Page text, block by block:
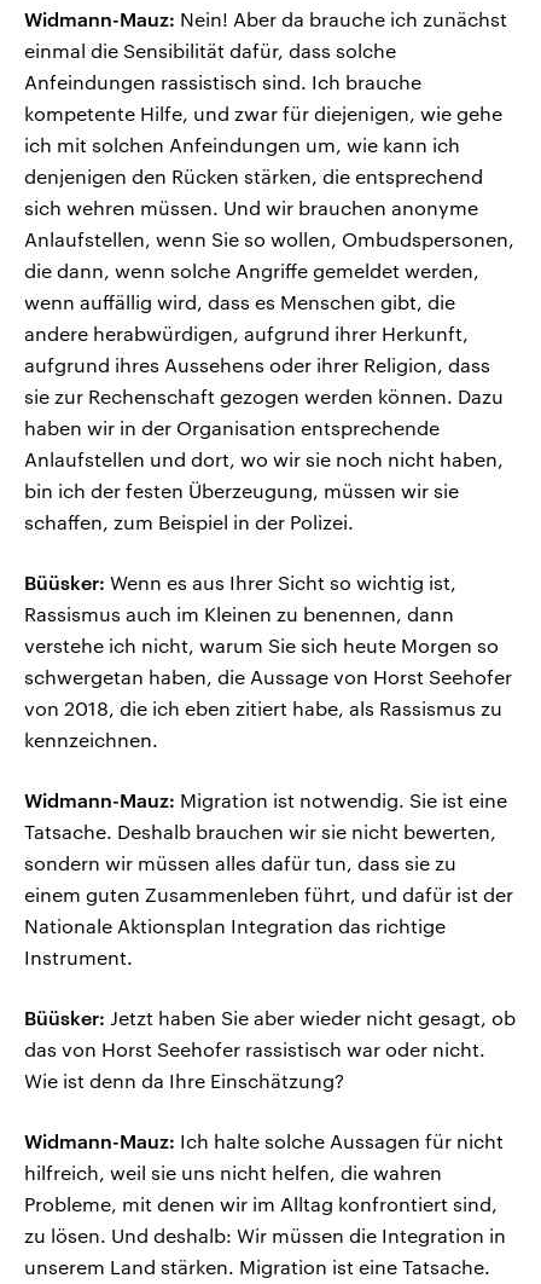
Widmann-Mauz: Nein! Aber da brauche ich zunächst
einmal die Sensibilität dafür, dass solche
Anfeindungen rassistisch sind. Ich brauche
kompetente Hilfe, und zwar für diejenigen, wie gehe
ich mit solchen Anfeindungen um, wie kann ich
denjenigen den Rücken stärken, die entsprechend
sich wehren müssen. Und wir brauchen anonyme
Anlaufstellen, wenn Sie so wollen, Ombudspersonen,
die dann, wenn solche Angriffe gemeldet werden,
wenn auffällig wird, dass es Menschen gibt, die
andere herabwürdigen, aufgrund ihrer Herkunft,
aufgrund ihres Aussehens oder ihrer Religion, dass
sie zur Rechenschaft gezogen werden können. Dazu
haben wir in der Organisation entsprechende
Anlaufstellen und dort, wo wir sie noch nicht haben,
bin ich der festen Überzeugung, müssen wir sie
schaffen, zum Beispiel in der Polizei.
Büüsker: Wenn es aus Ihrer Sicht so wichtig ist,
Rassismus auch im Kleinen zu benennen, dann
verstehe ich nicht, warum Sie sich heute Morgen so
schwergetan haben, die Aussage von Horst Seehofer
von 2018, die ich eben zitiert habe, als Rassismus zu
kennzeichnen.
Widmann-Mauz: Migration ist notwendig. Sie ist eine
Tatsache. Deshalb brauchen wir sie nicht bewerten,
sondern wir müssen alles dafür tun, dass sie zu
einem guten Zusammenleben führt, und dafür ist der
Nationale Aktionsplan Integration das richtige
Instrument.
Büüsker: Jetzt haben Sie aber wieder nicht gesagt, ob
das von Horst Seehofer rassistisch war oder nicht.
Wie ist denn da Ihre Einschätzung?
Widmann-Mauz: Ich halte solche Aussagen für nicht
hilfreich, weil sie uns nicht helfen, die wahren
Probleme, mit denen wir im Alltag konfrontiert sind,
zu lösen. Und deshalb: Wir müssen die Integration in
unserem Land stärken. Migration ist eine Tatsache.